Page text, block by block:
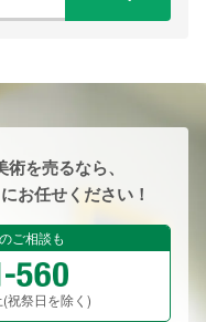
を売るなら、
お任せください！
ご相談も
祝祭日を除く)